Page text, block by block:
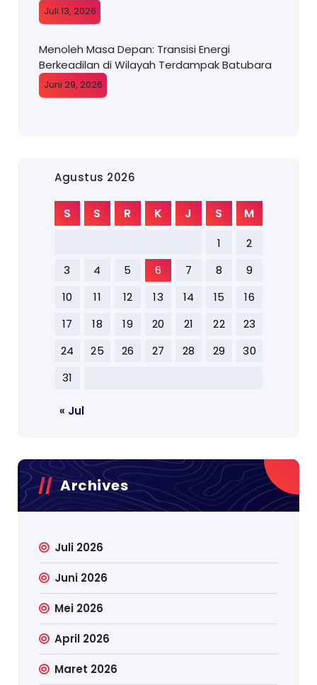
Juli 13, 2026
Menoleh Masa Depan: Transisi Energi
Berkeadilan di Wilayah Terdampak Batubara
Juni 29, 2026
Agustus 2026
S S R K J S M
1
2
3
4 5 6 7 8
9
10
11 12 13 14 15
16
17
18 19 20 21 22
23
24
25 26 27 28 29
30
31
« Jul
Archives
Juli 2026
Juni 2026
Mei 2026
April 2026
Maret 2026